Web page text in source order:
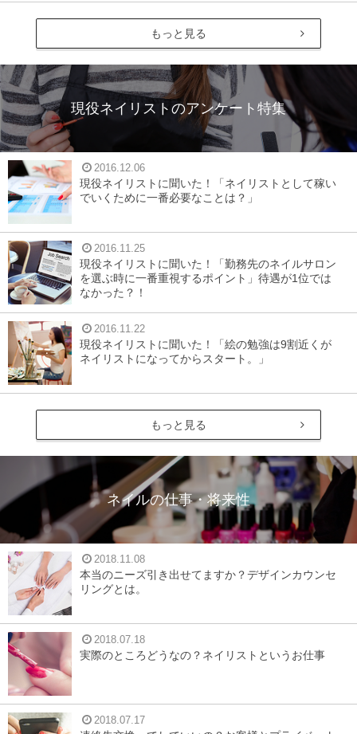
もっと見る
現役ネイリストのアンケート特集
2016.12.06
現役ネイリストに聞いた！「ネイリストとして稼い
でいくために一番必要なことは？」
2016.11.25
現役ネイリストに聞いた！「勤務先のネイルサロン
を選ぶ時に一番重視するポイント」待遇が1位では
なかった？！
2016.11.22
現役ネイリストに聞いた！「絵の勉強は9割近くが
ネイリストになってからスタート。」
もっと見る
ネイルの仕事・将来性
2018.11.08
本当のニーズ引き出せてますか？デザインカウンセ
リングとは。
2018.07.18
実際のところどうなの？ネイリストというお仕事
2018.07.17